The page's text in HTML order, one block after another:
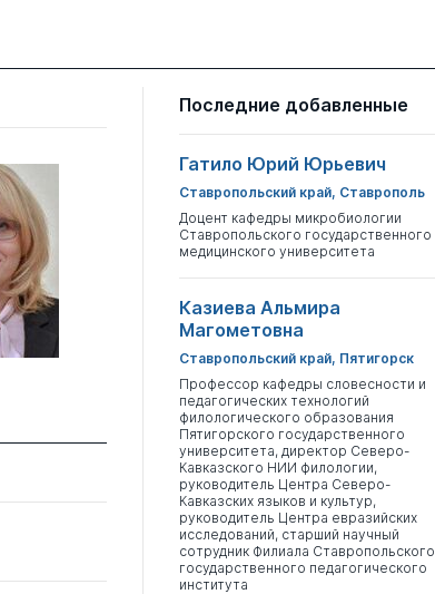
Последние добавленные
Гатило Юрий Юрьевич
Ставропольский край, Ставрополь
Доцент кафедры микробиологии
Ставропольского государственного
медицинского университета
Казиева Альмира
Магометовна
Ставропольский край, Пятигорск
Профессор кафедры словесности и
педагогических технологий
филологического образования
Пятигорского государственного
университета, директор Северо-
Кавказского НИИ филологии,
руководитель Центра Северо-
Кавказских языков и культур,
руководитель Центра евразийских
исследований, старший научный
сотрудник Филиала Ставропольского
государственного педагогического
института